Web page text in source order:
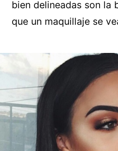
bien delineadas son la
que un maquillaje se